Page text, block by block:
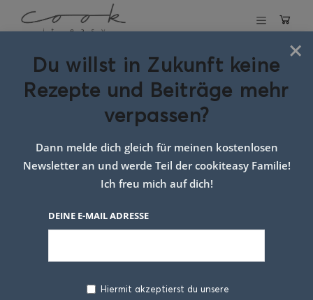
Zucchini-Nudeln mit
Frischkäse und Speck
×
Du willst in Zukunft keine
Rezepte und Beiträge mehr
verpassen?
Dann melde dich gleich für meinen kostenlosen
Newsletter an und werde Teil der cookiteasy Familie!
Ich freu mich auf dich!
DEINE E-MAIL ADRESSE
Hiermit akzeptierst du unsere